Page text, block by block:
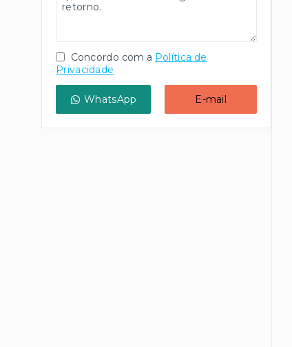
Concordo com a Política de
Privacidade
WhatsApp E-mail